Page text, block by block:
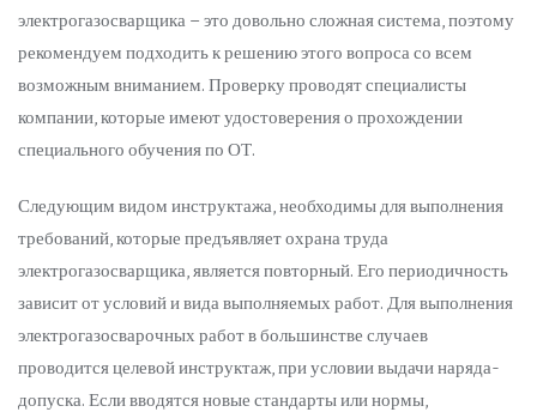
электрогазосварщика – это довольно сложная система, поэтому
рекомендуем подходить к решению этого вопроса со всем
возможным вниманием. Проверку проводят специалисты
компании, которые имеют удостоверения о прохождении
специального обучения по ОТ.
Следующим видом инструктажа, необходимы для выполнения
требований, которые предъявляет охрана труда
электрогазосварщика, является повторный. Его периодичность
зависит от условий и вида выполняемых работ. Для выполнения
электрогазосварочных работ в большинстве случаев
проводится целевой инструктаж, при условии выдачи наряда-
допуска. Если вводятся новые стандарты или нормы,